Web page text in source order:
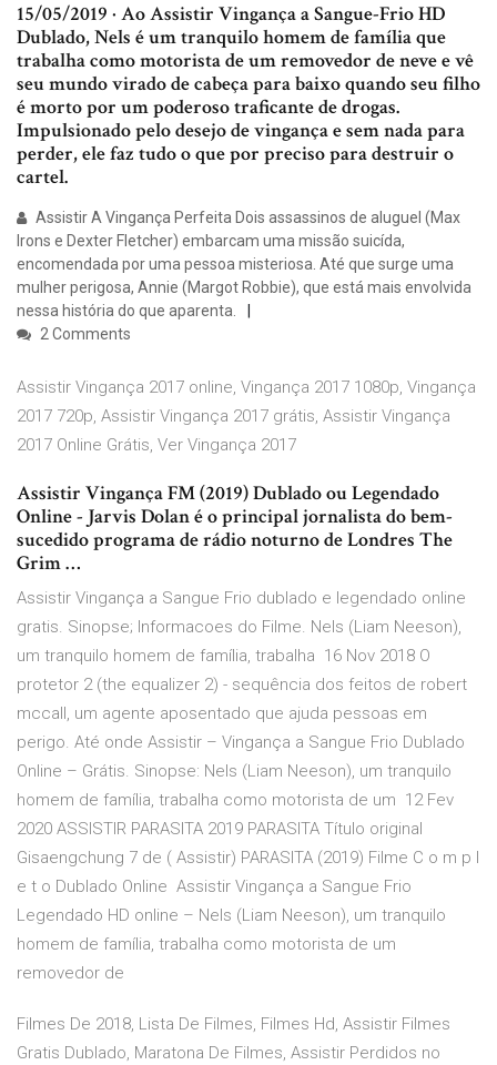
15/05/2019 · Ao Assistir Vingança a Sangue-Frio HD
Dublado, Nels é um tranquilo homem de família que
trabalha como motorista de um removedor de neve e vê
seu mundo virado de cabeça para baixo quando seu filho
é morto por um poderoso traficante de drogas.
Impulsionado pelo desejo de vingança e sem nada para
perder, ele faz tudo o que por preciso para destruir o
cartel.
Assistir A Vingança Perfeita Dois assassinos de aluguel (Max
Irons e Dexter Fletcher) embarcam uma missão suicída,
encomendada por uma pessoa misteriosa. Até que surge uma
mulher perigosa, Annie (Margot Robbie), que está mais envolvida
nessa história do que aparenta.
2 Comments
Assistir Vingança 2017 online, Vingança 2017 1080p, Vingança
2017 720p, Assistir Vingança 2017 grátis, Assistir Vingança
2017 Online Grátis, Ver Vingança 2017
Assistir Vingança FM (2019) Dublado ou Legendado
Online - Jarvis Dolan é o principal jornalista do bem-
sucedido programa de rádio noturno de Londres The
Grim …
Assistir Vingança a Sangue Frio dublado e legendado online
gratis. Sinopse; Informacoes do Filme. Nels (Liam Neeson),
um tranquilo homem de família, trabalha 16 Nov 2018 O
protetor 2 (the equalizer 2) - sequência dos feitos de robert
mccall, um agente aposentado que ajuda pessoas em
perigo. Até onde Assistir – Vingança a Sangue Frio Dublado
Online – Grátis. Sinopse: Nels (Liam Neeson), um tranquilo
homem de família, trabalha como motorista de um 12 Fev
2020 ASSISTIR PARASITA 2019 PARASITA Título original
Gisaengchung 7 de ( Assistir) PARASITA (2019) Filme C o m p l
e t o Dublado Online Assistir Vingança a Sangue Frio
Legendado HD online – Nels (Liam Neeson), um tranquilo
homem de família, trabalha como motorista de um
removedor de
Filmes De 2018, Lista De Filmes, Filmes Hd, Assistir Filmes
Gratis Dublado, Maratona De Filmes, Assistir Perdidos no